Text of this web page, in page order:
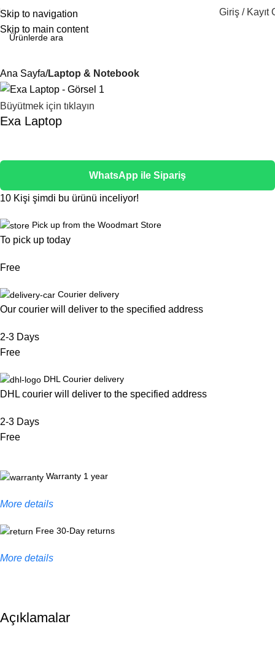
Skip to navigation
Skip to main content
Giriş / Kayıt
Ana Sayfa Laptop & Notebook
Büyütmek için tıklayın
Exa Laptop
WhatsApp ile Sipariş
10 Kişi şimdi bu ürünü inceliyor!
Pick up from the Woodmart Store
To pick up today
Free
Courier delivery
Our courier will deliver to the specified address
2-3 Days
Free
DHL Courier delivery
DHL courier will deliver to the specified address
2-3 Days
Free
Warranty 1 year
More details
Free 30-Day returns
More details
Açıklamalar